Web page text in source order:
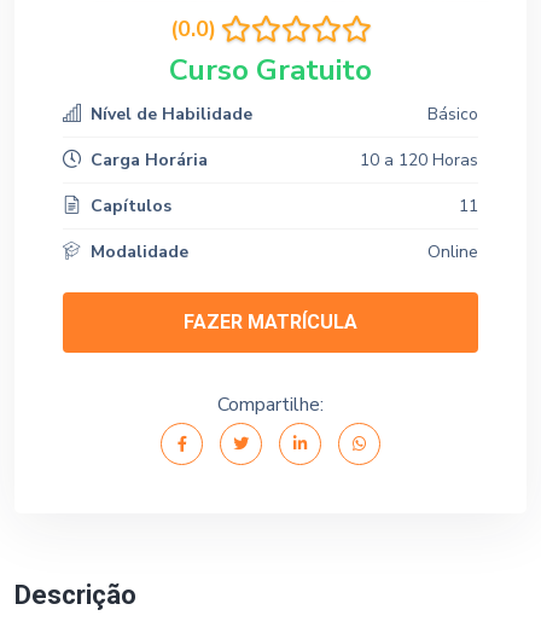
Descrição
(0.0)
Curso Gratuito
Nível de Habilidade
Básico
Carga Horária
10 a 120 Horas
Capítulos
11
Modalidade
Online
FAZER MATRÍCULA
Compartilhe: